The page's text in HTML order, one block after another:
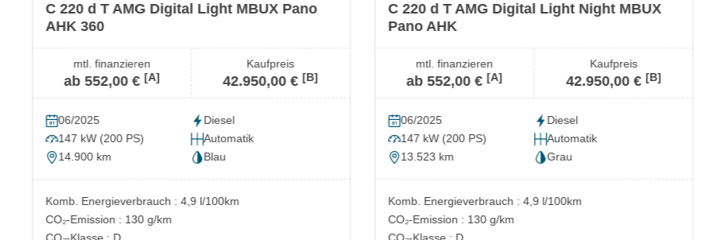
C 220 d T AMG Digital Light MBUX Pano
AHK 360
mtl. finanzieren
ab 552,00 €[A]
Kaufpreis
42.950,00 €[B]
06/2025
Diesel
147 kW (200 PS)
Automatik
14.900 km
Blau
Komb. Energieverbrauch : 4,9 l/100km
CO₂-Emission : 130 g/km
C 220 d T AMG Digital Light Night MBUX
Pano AHK
mtl. finanzieren
ab 552,00 €[A]
Kaufpreis
42.950,00 €[B]
06/2025
Diesel
147 kW (200 PS)
Automatik
13.523 km
Grau
Komb. Energieverbrauch : 4,9 l/100km
CO₂-Emission : 130 g/km